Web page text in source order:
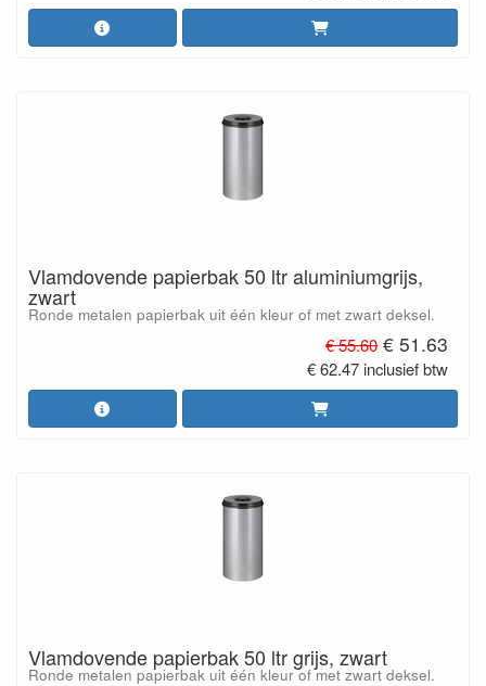
Vlamdovende papierbak 50 ltr aluminiumgrijs,
zwart
Ronde metalen papierbak uit één kleur of met zwart deksel.
€ 55.60 € 51.63
€ 62.47 inclusief btw
Vlamdovende papierbak 50 ltr grijs, zwart
Ronde metalen papierbak uit één kleur of met zwart deksel.